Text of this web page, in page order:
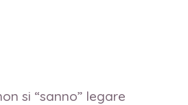
si “sanno” legare